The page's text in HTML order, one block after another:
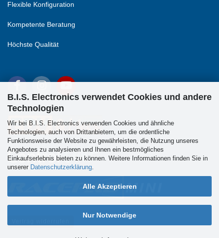
B.I.S. Electronics verwendet Cookies und andere
Technologien
Wir bei B.I.S. Electronics verwenden Cookies und ähnliche
Technologien, auch von Drittanbietern, um die ordentliche
Funktionsweise der Website zu gewährleisten, die Nutzung unseres
Angebotes zu analysieren und Ihnen ein bestmögliches
Einkaufserlebnis bieten zu können. Weitere Informationen finden Sie in
unserer Datenschutzerklärung
Alle Akzeptieren
Nur Notwendige
Flexible Konfiguration
Kompetente Beratung
Höchste Qualität